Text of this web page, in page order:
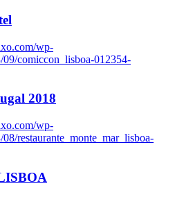
wp-
09/comiccon_lisboa-012354-
2018
wp-
restaurante_monte_mar_lisboa-